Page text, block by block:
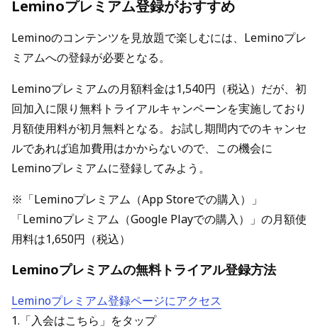
Leminoプレミアム登録がおすすめ
Leminoのコンテンツを見放題で楽しむには、Leminoプレ
ミアムへの登録が必要となる。
Leminoプレミアムの月額料金は1,540円（税込）だが、初
回加入に限り無料トライアルキャンペーンを実施しており
月額使用料が初月無料となる。お試し期間内でのキャンセ
ルであれば追加費用はかからないので、この機会に
Leminoプレミアムに登録してみよう。
※「Leminoプレミアム（App Storeでの購入）」
「Leminoプレミアム（Google Playでの購入）」の月額使
用料は1,650円（税込）
Leminoプレミアムの無料トライアル登録方法
Leminoプレミアム登録ページにアクセス
1.「入会はこちら」をタップ